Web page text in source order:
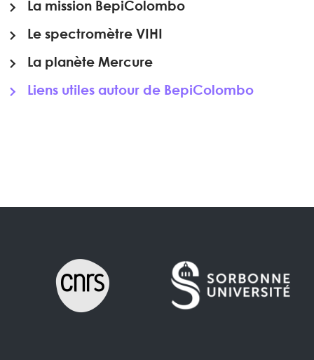
La mission BepiColombo
Le spectromètre VIHI
La planète Mercure
Liens utiles autour de BepiColombo